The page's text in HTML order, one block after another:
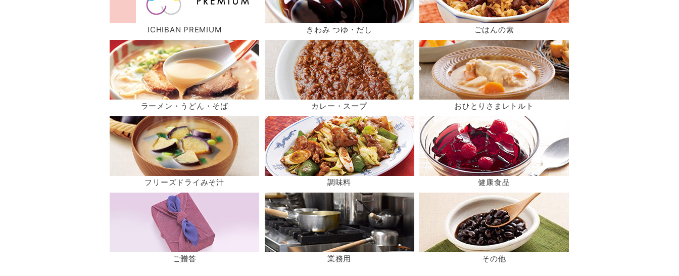
ICHIBAN PREMIUM きわみ つゆ・だし ごはんの素
ラーメン・うどん・そば カレー・スープ おひとりさまレトルト
フリーズドライみそ汁 調味料 健康食品
ご贈答 業務用 その他